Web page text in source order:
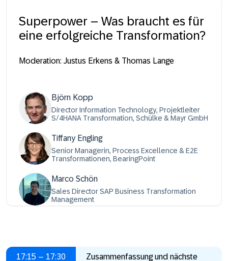
Superpower – Was braucht es für
eine erfolgreiche Transformation?
Moderation: Justus Erkens & Thomas Lange
Björn Kopp
Director Information Technology, Projektleiter
S/4HANA Transformation, Schülke & Mayr GmbH
Tiffany Engling
Senior Managerin, Process Excellence & E2E
Transformationen, BearingPoint
Marco Schön
Sales Director SAP Business Transformation
Management
17:15 – 17:30
Zusammenfassung und nächste